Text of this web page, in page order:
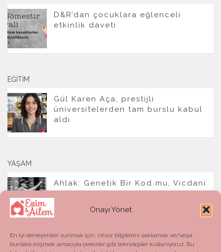
Onayı Yönet
En iyi deneyimleri sunmak için, cihaz bilgilerini saklamak ve/veya
bunlara erişmek amacıyla çerezler gibi teknolojiler kullanıyoruz. Bu
D&R’dan çocuklara eğlenceli
etkinlik daveti
EĞITIM
Gül Karen Aça, prestijli
üniversitelerden tam burslu kabul
aldı
YAŞAM
Ahlak: Genetik Bir Kod mu, Vicdani
Bir Refleks mi?